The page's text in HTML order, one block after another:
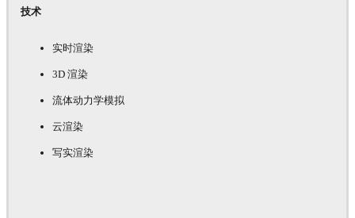
技术
实时渲染
3D 渲染
流体动力学模拟
云渲染
写实渲染